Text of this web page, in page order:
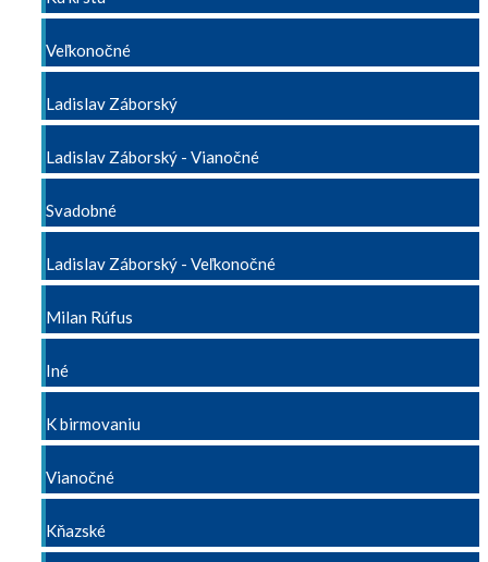
Veľkonočné
Ladislav Záborský
Ladislav Záborský - Vianočné
Svadobné
Ladislav Záborský - Veľkonočné
Milan Rúfus
Iné
K birmovaniu
Vianočné
Kňazské